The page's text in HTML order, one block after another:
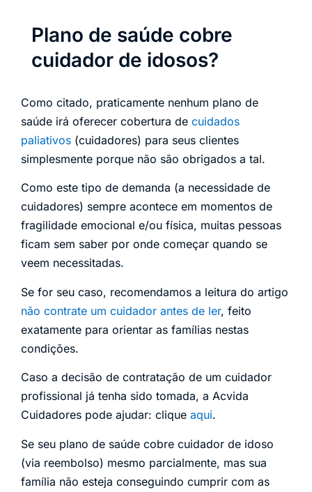
Plano de saúde cobre
cuidador de idosos?
Como citado, praticamente nenhum plano de
saúde irá oferecer cobertura de cuidados
paliativos (cuidadores) para seus clientes
simplesmente porque não são obrigados a tal.
Como este tipo de demanda (a necessidade de
cuidadores) sempre acontece em momentos de
fragilidade emocional e/ou física, muitas pessoas
ficam sem saber por onde começar quando se
veem necessitadas.
Se for seu caso, recomendamos a leitura do artigo
não contrate um cuidador antes de ler, feito
exatamente para orientar as famílias nestas
condições.
Caso a decisão de contratação de um cuidador
profissional já tenha sido tomada, a Acvida
Cuidadores pode ajudar: clique aqui.
Se seu plano de saúde cobre cuidador de idoso
(via reembolso) mesmo parcialmente, mas sua
família não esteja conseguindo cumprir com as